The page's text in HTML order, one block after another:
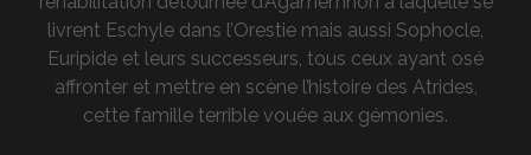
livrent Eschyle dans l’Orestie mais aussi Sophocle,
Euripide et leurs successeurs, tous ceux ayant osé
affronter et mettre en scène l’histoire des Atrides,
cette famille terrible vouée aux gémonies.